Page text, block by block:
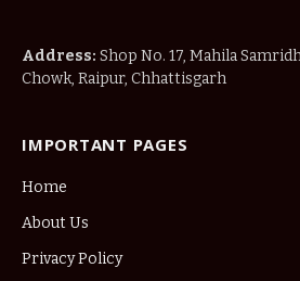
Address: Shop No. 17, Mahila
Chowk, Raipur, Chhattisgarh
IMPORTANT PAGES
Home
About Us
Privacy Policy